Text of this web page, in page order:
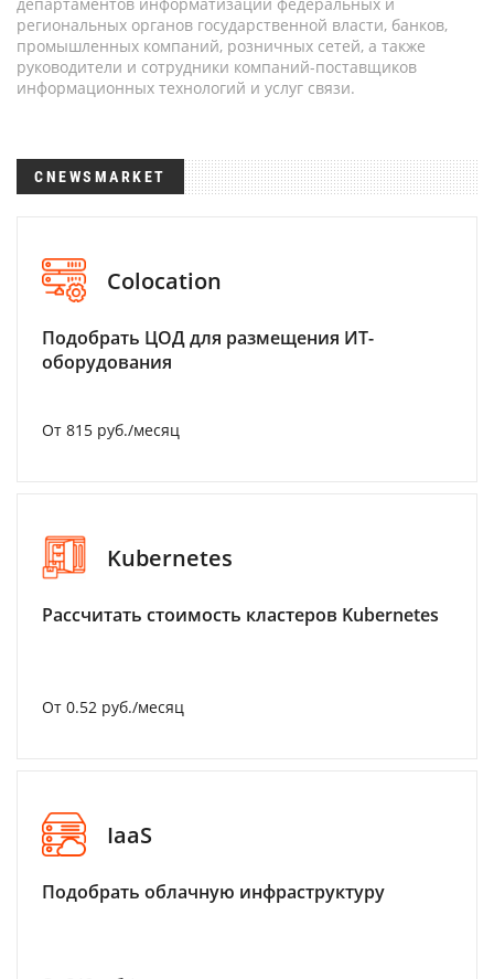
региональных органов государственной власти, банков,
промышленных компаний, розничных сетей, а также
руководители и сотрудники компаний-поставщиков
информационных технологий и услуг связи.
CNEWSMARKET
Colocation
Подобрать ЦОД для размещения ИТ-
оборудования
От 815 руб./месяц
Kubernetes
Рассчитать стоимость кластеров Kubernetes
От 0.52 руб./месяц
IaaS
Подобрать облачную инфраструктуру